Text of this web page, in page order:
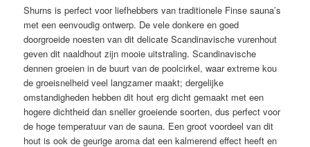
Shurns is perfect voor liefhebbers van traditionele Finse sauna’s
met een eenvoudig ontwerp. De vele donkere en goed
doorgroeide noesten van dit delicate Scandinavische vurenhout
geven dit naaldhout zijn mooie uitstraling. Scandinavische
dennen groeien in de buurt van de poolcirkel, waar extreme kou
de groeisnelheid veel langzamer maakt; dergelijke
omstandigheden hebben dit hout erg dicht gemaakt met een
hogere dichtheid dan sneller groeiende soorten, dus perfect voor
de hoge temperatuur van de sauna. Een groot voordeel van dit
hout is ook de geurige aroma dat een kalmerend effect heeft en